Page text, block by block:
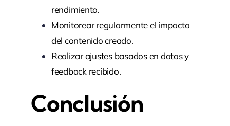
rendimiento.
Monitorear regularmente el impacto
del contenido creado.
Realizar ajustes basados en datos y
feedback recibido.
Conclusión